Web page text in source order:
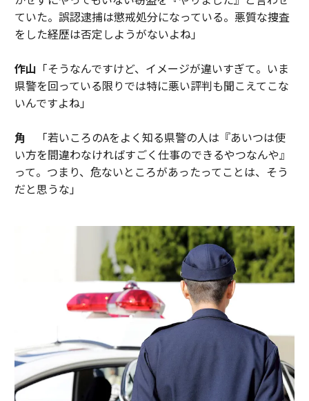
ていた。誤認逮捕は懲戒処分になっている。悪質な捜査
をした経歴は否定しようがないよね」
作山 「そうなんですけど、イメージが違いすぎて。いま
県警を回っている限りでは特に悪い評判も聞こえてこな
いんですよね」
角
「若いころのAをよく知る県警の人は『あいつは使
い方を間違わなければすごく仕事のできるやつなんや』
って。つまり、危ないところがあったってことは、そう
だと思うな」